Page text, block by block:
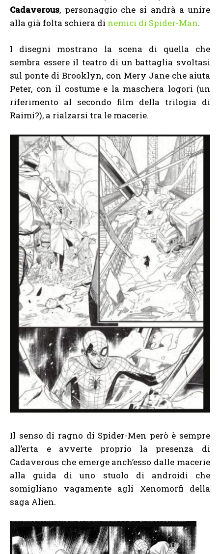
Cadaverous, personaggio che si andrà a unire
alla già folta schiera di nemici di Spider-Man.
I disegni mostrano la scena di quella che
sembra essere il teatro di un battaglia svoltasi
sul ponte di Brooklyn, con Mery Jane che aiuta
Peter, con il costume e la maschera logori (un
riferimento al secondo film della trilogia di
Raimi?), a rialzarsi tra le macerie.
Il senso di ragno di Spider-Men però è sempre
all’erta e avverte proprio la presenza di
Cadaverous che emerge anch’esso dalle macerie
alla guida di uno stuolo di androidi che
somigliano vagamente agli Xenomorfi della
saga Alien.